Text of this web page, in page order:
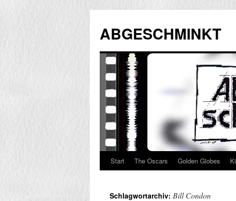
springen
ABGESCHMINKT
Start The Oscars Golden Globes
Schlagwortarchiv: Bill Condon